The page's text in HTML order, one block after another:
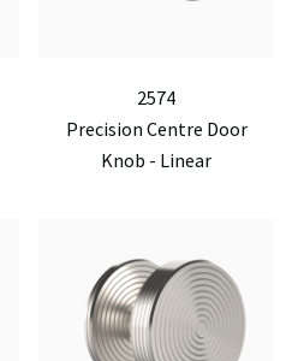
2574
Precision Centre Door
Knob - Linear